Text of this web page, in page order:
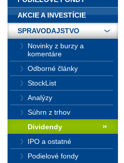
AKCIE A INVESTÍCIE
SPRAVODAJSTVO
Novinky z burzy a
komentáre
Odborné články
StockList
Analýzy
Súhrn z trhov
Dividendy
IPO a ostatné
Podielové fondy